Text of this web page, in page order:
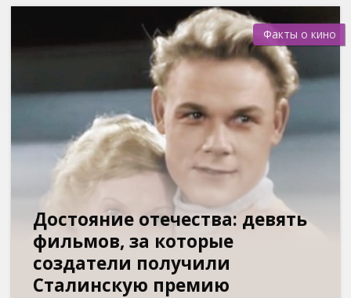
Факты о кино
Достояние отечества: девять
фильмов, за которые
создатели получили
Сталинскую премию